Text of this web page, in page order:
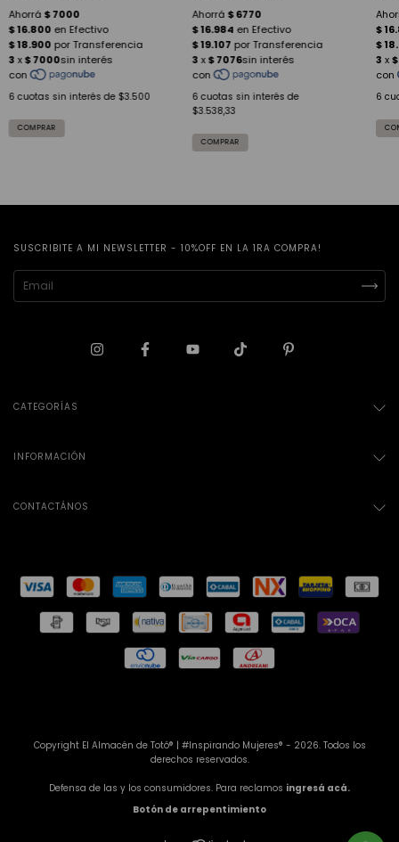
6 cuotas sin interés de $3.500 6 cuotas sin interés de
$3.538,33
6
SUSCRIBITE A MI NEWSLETTER - 10%OFF EN LA 1RA COMPRA!
CATEGORÍAS
INFORMACIÓN
CONTACTÁNOS
Copyright El Almacén de Totó® | #Inspirando Mujeres® - 2026. Todos los
derechos reservados.
Defensa de las y los consumidores. Para reclamos ingresá acá.
Botón de arrepentimiento